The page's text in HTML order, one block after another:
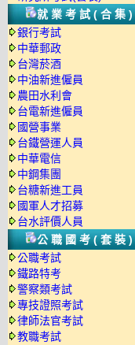
就業考試(合集)
銀行考試
中華郵政
台灣菸酒
中油新進僱員
農田水利會
台電新進僱員
國營事業
台鐵營運人員
中華電信
中鋼集團
台糖新進工員
國軍人才招募
台水評價人員
公職國考(套裝)
公職考試
鐵路特考
警察類考試
專技證照考試
律師法官考試
教職考試